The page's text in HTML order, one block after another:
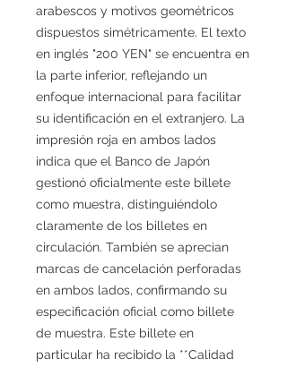
arabescos y motivos geométricos
dispuestos simétricamente. El texto
en inglés "200 YEN" se encuentra en
la parte inferior, reflejando un
enfoque internacional para facilitar
su identificación en el extranjero. La
impresión roja en ambos lados
indica que el Banco de Japón
gestionó oficialmente este billete
como muestra, distinguiéndolo
claramente de los billetes en
circulación. También se aprecian
marcas de cancelación perforadas
en ambos lados, confirmando su
especificación oficial como billete
de muestra. Este billete en
particular ha recibido la **Calidad